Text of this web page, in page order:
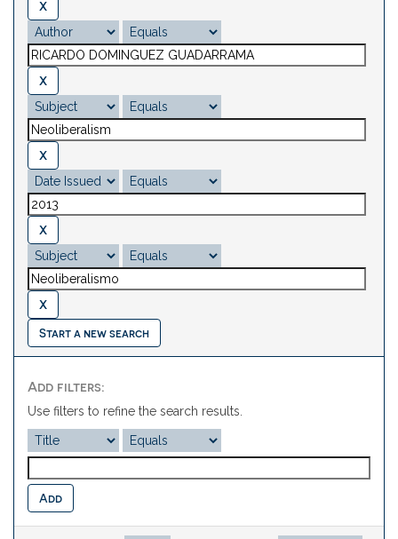
Start a new search
Add filters:
Use filters to refine the search results.